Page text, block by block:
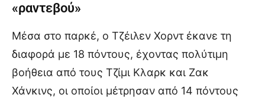
«ραντεβού»
Μέσα στο παρκέ, ο Τζέιλεν Χορντ έκανε τη
διαφορά με 18 πόντους, έχοντας πολύτιμη
βοήθεια από τους Τζίμι Κλαρκ και Ζακ
Χάνκινς, οι οποίοι μέτρησαν από 14 πόντους